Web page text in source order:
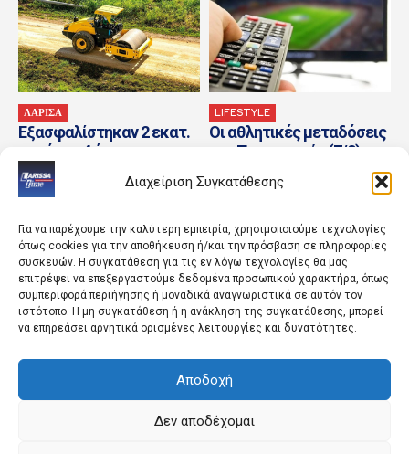
Διαχείριση Συγκατάθεσης
Για να παρέχουμε την καλύτερη εμπειρία, χρησιμοποιούμε τεχνολογίες
όπως cookies για την αποθήκευση ή/και την πρόσβαση σε πληροφορίες
συσκευών. Η συγκατάθεση για τις εν λόγω τεχνολογίες θα μας
επιτρέψει να επεξεργαστούμε δεδομένα προσωπικού χαρακτήρα, όπως
συμπεριφορά περιήγησης ή μοναδικά αναγνωριστικά σε αυτόν τον
ιστότοπο. Η μη συγκατάθεση ή η ανάκληση της συγκατάθεσης, μπορεί
να επηρεάσει αρνητικά ορισμένες λειτουργίες και δυνατότητες.
Αποδοχή
Δεν αποδέχομαι
ΛΑΡΙΣΑ
Εξασφαλίστηκαν 2 εκατ.
ευρώ για 4 έργα
αγροτικής οδοποιίας
LIFESTYLE
Οι αθλητικές μεταδόσεις
της Παρασκευής (7/8) –
ποδόσφαιρο στο
Οι αθλητικές
τηλεοπτικές μεταδόσεις
ΚΟΣΜΟΣ
Η μεγάλη αλλαγή στις
συσκευασίες: Τι αλλάζει